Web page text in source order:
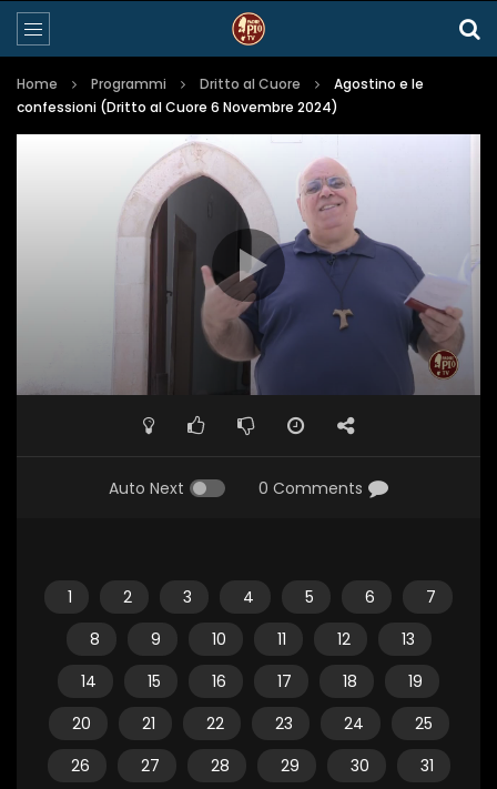
Home Programmi Dritto al Cuore
Agostino e le
confessioni (Dritto al Cuore 6 Novembre 2024)
Auto Next 0 Comments
1 2 3 4 5 6
7
8
9 10 11 12
13
14
15 16 17 18
19
20
21 22 23 24
25
26
27 28 29 30
31